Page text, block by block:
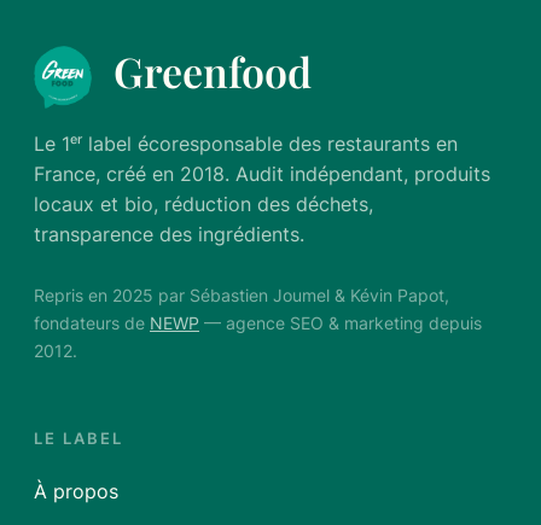
Greenfood
Le 1ᵉʳ label écoresponsable des restaurants en
France, créé en 2018. Audit indépendant, produits
locaux et bio, réduction des déchets,
transparence des ingrédients.
Repris en 2025 par Sébastien Joumel & Kévin Papot,
fondateurs de NEWP — agence SEO & marketing depuis
2012.
LE LABEL
À propos